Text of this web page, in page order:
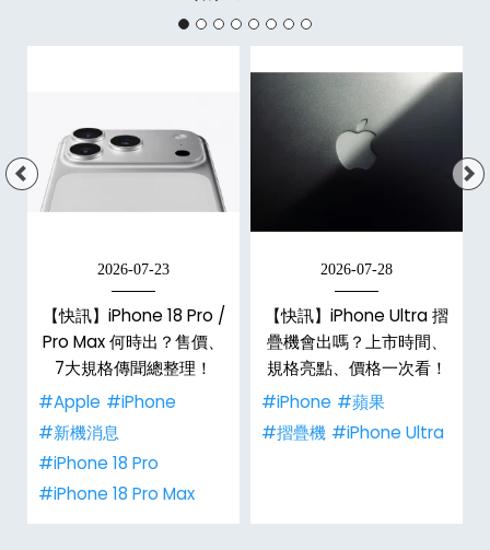
2026-07-23
【快訊】iPhone 18 Pro /
Pro Max 何時出？售價、
7大規格傳聞總整理！
#Apple #iPhone
#新機消息
#iPhone 18 Pro
#iPhone 18 Pro Max
2026-07-28
【快訊】iPhone Ultra 摺
疊機會出嗎？上市時間、
規格亮點、價格一次看！
#iPhone #蘋果
#摺疊機 #iPhone Ultra